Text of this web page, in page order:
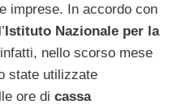
imprese. In accordo con
Istituto Nazionale per la
nello scorso mese
state utilizzate
ore di cassa